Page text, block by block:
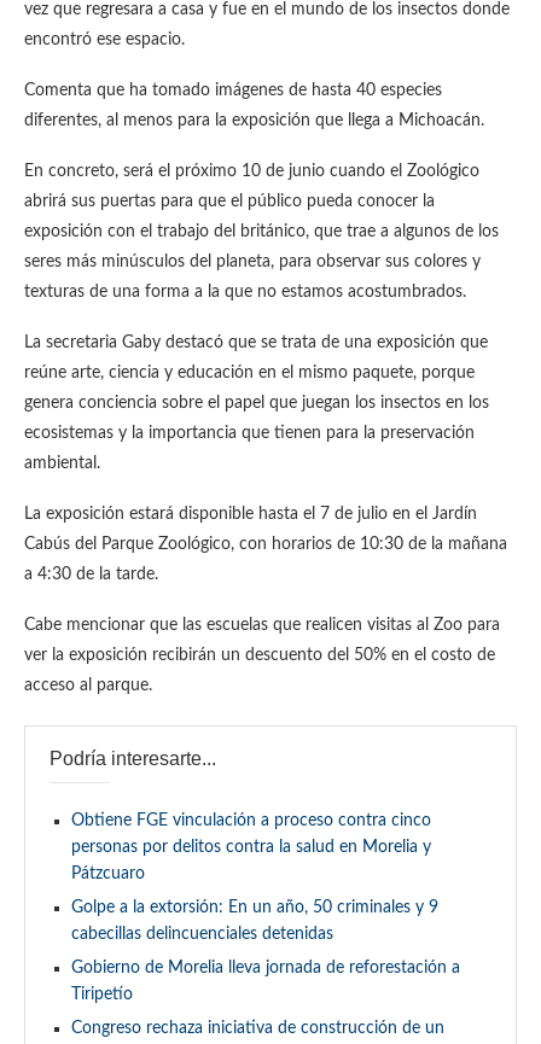
vez que regresara a casa y fue en el mundo de los insectos donde
encontró ese espacio.
Comenta que ha tomado imágenes de hasta 40 especies
diferentes, al menos para la exposición que llega a Michoacán.
En concreto, será el próximo 10 de junio cuando el Zoológico
abrirá sus puertas para que el público pueda conocer la
exposición con el trabajo del británico, que trae a algunos de los
seres más minúsculos del planeta, para observar sus colores y
texturas de una forma a la que no estamos acostumbrados.
La secretaria Gaby destacó que se trata de una exposición que
reúne arte, ciencia y educación en el mismo paquete, porque
genera conciencia sobre el papel que juegan los insectos en los
ecosistemas y la importancia que tienen para la preservación
ambiental.
La exposición estará disponible hasta el 7 de julio en el Jardín
Cabús del Parque Zoológico, con horarios de 10:30 de la mañana
a 4:30 de la tarde.
Cabe mencionar que las escuelas que realicen visitas al Zoo para
ver la exposición recibirán un descuento del 50% en el costo de
acceso al parque.
Podría interesarte...
Obtiene FGE vinculación a proceso contra cinco
personas por delitos contra la salud en Morelia y
Pátzcuaro
Golpe a la extorsión: En un año, 50 criminales y 9
cabecillas delincuenciales detenidas
Gobierno de Morelia lleva jornada de reforestación a
Tiripetío
Congreso rechaza iniciativa de construcción de un